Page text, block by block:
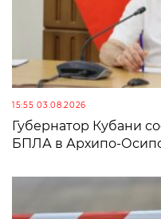
15:55 03.08.2026
Губернатор Кубани
БПЛА в Архипо-